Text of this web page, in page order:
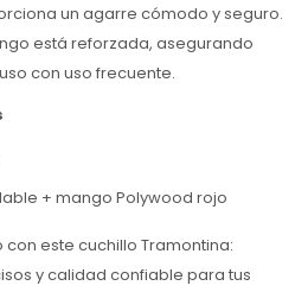
un agarre cómodo y seguro.
está reforzada, asegurando
con uso frecuente.
+ mango Polywood rojo
este cuchillo Tramontina:
y calidad confiable para tus